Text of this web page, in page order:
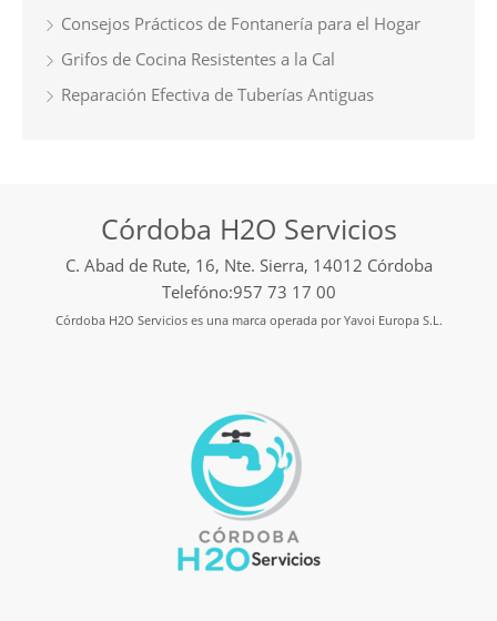
Consejos Prácticos de Fontanería para el Hogar
Grifos de Cocina Resistentes a la Cal
Reparación Efectiva de Tuberías Antiguas
Córdoba H2O Servicios
C. Abad de Rute, 16, Nte. Sierra, 14012 Córdoba
Telefóno:957 73 17 00
Córdoba H2O Servicios es una marca operada por Yavoi Europa S.L.